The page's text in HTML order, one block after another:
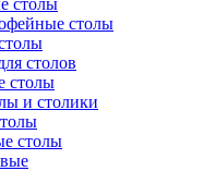
столы
столы
столов
столы
и столики
столы